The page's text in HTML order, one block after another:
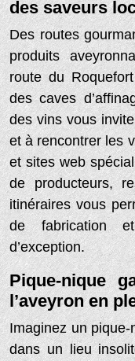
des saveurs
Des routes
produits
route du
des caves
des vins vous
et à rencontrer les
et sites web
de producteurs,
itinéraires vous
de fabrication
d’exception.
Pique-nique
l’aveyron en
Imaginez un
dans un lieu